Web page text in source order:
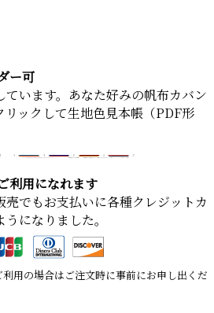
ー可
います。あなた好みの帆布カバン
リックして生地色見本帳（PDF形
利用になれます
でもお支払いに各種クレジットカ
になりました。
用の場合はご注文時に事前にお申し出くだ